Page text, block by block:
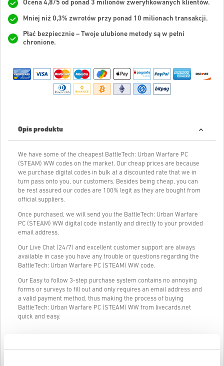
Ocena 4,8/5 od ponad 3 milionów zweryfikowanych klientów.
Mniej niż 0,3% zwrotów przy ponad 10 milionach transakcji.
Płać bezpiecznie – Twoje ulubione metody są w pełni
chronione.
Opis produktu
We have some of the cheapest BattleTech: Urban Warfare PC
(STEAM) WW codes on the market. Our cheap prices are because
we purchase digital codes in bulk at a discounted rate that we in
turn pass onto you, our customers. Besides being cheap, you can
be rest assured our codes are 100% legit as they are bought from
official suppliers.
Once purchased, we will send you the BattleTech: Urban Warfare
PC (STEAM) WW digital code instantly and directly to your provided
email address.
Our Live Chat (24/7) and excellent customer support are always
available in case you have any trouble or questions regarding the
BattleTech: Urban Warfare PC (STEAM) WW code.
Our Easy to follow 3-step purchase system contains no annoying
forms or surveys to fill out and only requires an email address and
a valid payment method, thus making the process of buying
BattleTech: Urban Warfare PC (STEAM) WW from livecards.net
quick and easy.
Jak to działa na Livecards.net